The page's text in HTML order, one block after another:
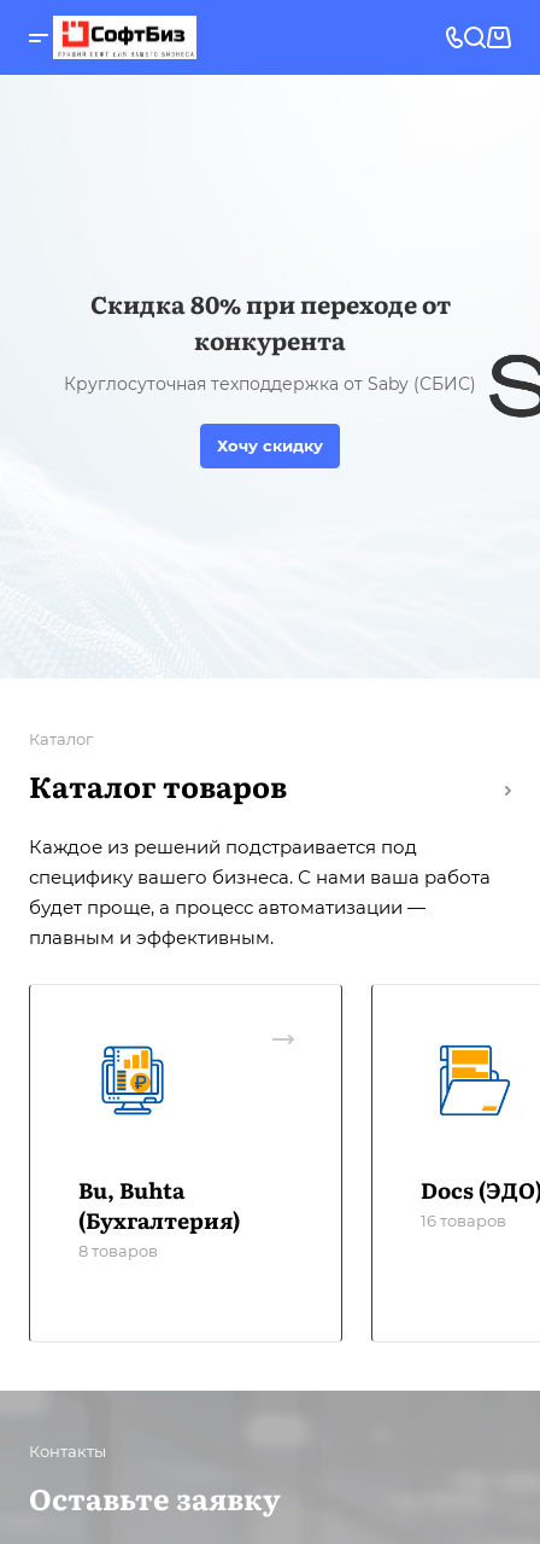
Скидка 80% при переходе от
конкурента
Круглосуточная техподдержка от Saby (СБИС)
Хочу скидку
Каталог
Каталог товаров
Каждое из решений подстраивается под
специфику вашего бизнеса. С нами ваша работа
будет проще, а процесс автоматизации —
плавным и эффективным.
Bu, Buhta
(Бухгалтерия)
8 товаров
Docs
16 товаров
Контакты
Оставьте заявку